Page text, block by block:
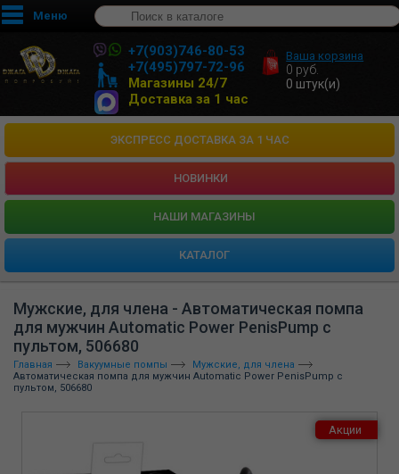
Меню
+7(903)746-80-53
+7(495)797-72-96
Магазины 24/7
Доставка за 1 час
Ваша корзина
0 руб.
0 штук(и)
ЭКСПРЕСС ДОСТАВКА ЗА 1 ЧАС
НОВИНКИ
HАШИ МАГАЗИНЫ
КАТАЛОГ
Мужские, для члена - Автоматическая помпа
для мужчин Automatic Power PenisPump с
пультом, 506680
Главная Вакуумные помпы
Мужские, для члена
Автоматическая помпа для мужчин Automatic Power PenisPump с
пультом, 506680
Акции